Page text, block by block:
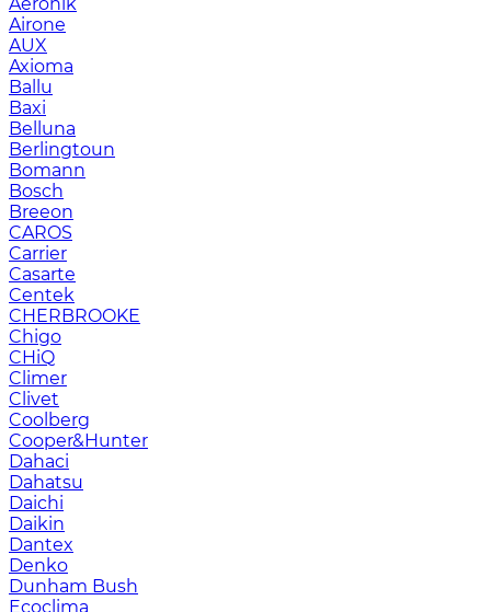
Airone
AUX
Axioma
Ballu
Baxi
Belluna
Berlingtoun
Bomann
Bosch
Breeon
CAROS
Carrier
Casarte
Centek
CHERBROOKE
Chigo
CHiQ
Climer
Clivet
Coolberg
Cooper&Hunter
Dahaci
Dahatsu
Daichi
Daikin
Dantex
Denko
Dunham Bush
Ecoclima